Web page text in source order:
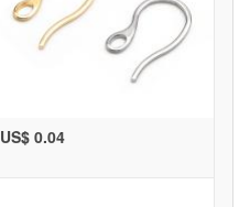
US$ 0.04